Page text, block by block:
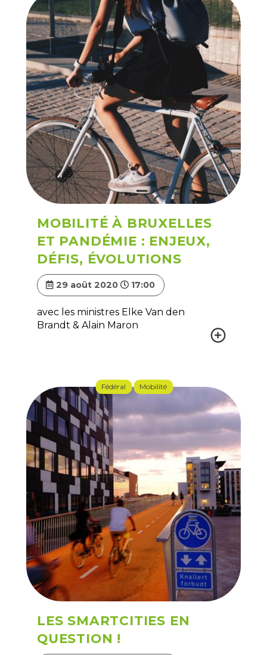
MOBILITÉ À BRUXELLES
ET PANDÉMIE : ENJEUX,
DÉFIS, ÉVOLUTIONS
29 août 2020 17:00
avec les ministres Elke Van den
Brandt & Alain Maron
Fédéral Mobilité
LES SMARTCITIES EN
QUESTION !